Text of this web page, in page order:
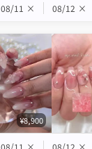
08/11 × 08/12 ×
¥8,900